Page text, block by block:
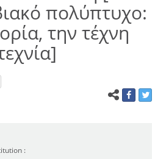
πολύπτυχο:
την τέχνη
: